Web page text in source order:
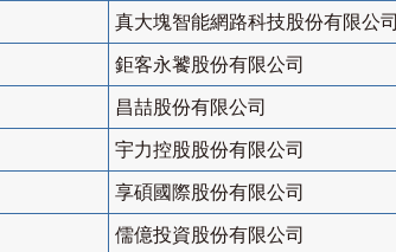
真大塊智能網路科技股份有限公司
鉅客永饕股份有限公司
昌喆股份有限公司
宇力控股股份有限公司
享碩國際股份有限公司
儒億投資股份有限公司